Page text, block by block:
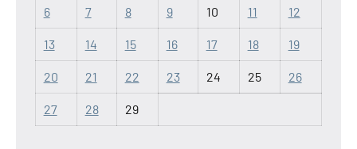
6 7 8 9 10 11 12
13 14 15 16 17 18 19
20 21 22 23 24 25 26
27 28 29